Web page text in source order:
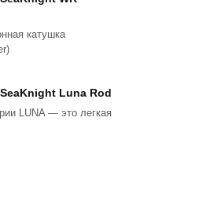
катушка
Luna Rod
LUNA — это легкая